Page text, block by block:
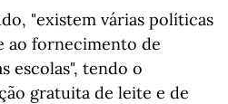
"existem várias políticas
ao fornecimento de
escolas", tendo o
gratuita de leite e de